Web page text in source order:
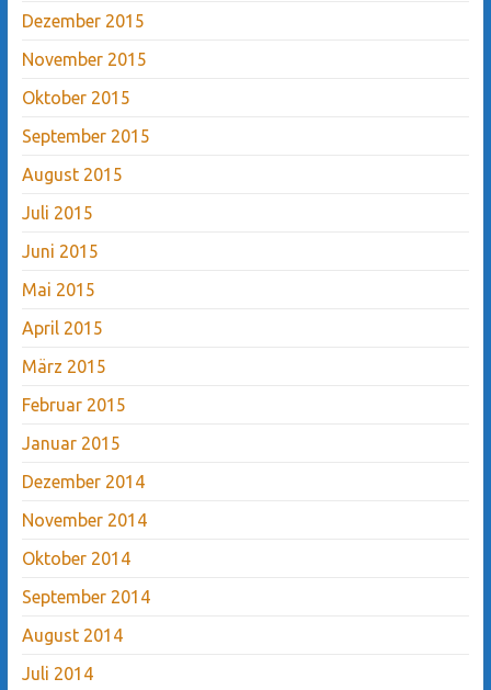
Dezember 2015
November 2015
Oktober 2015
September 2015
August 2015
Juli 2015
Juni 2015
Mai 2015
April 2015
März 2015
Februar 2015
Januar 2015
Dezember 2014
November 2014
Oktober 2014
September 2014
August 2014
Juli 2014